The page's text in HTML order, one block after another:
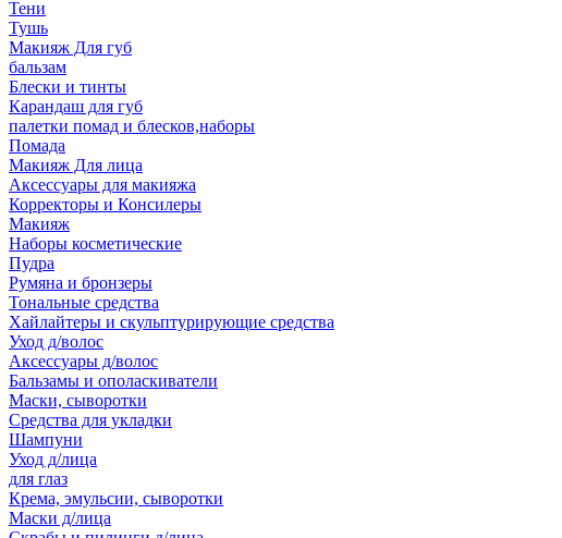
Тени
Тушь
Макияж Для губ
бальзам
Блески и тинты
Карандаш для губ
палетки помад и блесков,наборы
Помада
Макияж Для лица
Аксессуары для макияжа
Корректоры и Консилеры
Макияж
Наборы косметические
Пудра
Румяна и бронзеры
Тональные средства
Хайлайтеры и скульптурирующие средства
Уход д/волос
Аксессуары д/волос
Бальзамы и ополаскиватели
Маски, сыворотки
Средства для укладки
Шампуни
Уход д/лица
для глаз
Крема, эмульсии, сыворотки
Маски д/лица